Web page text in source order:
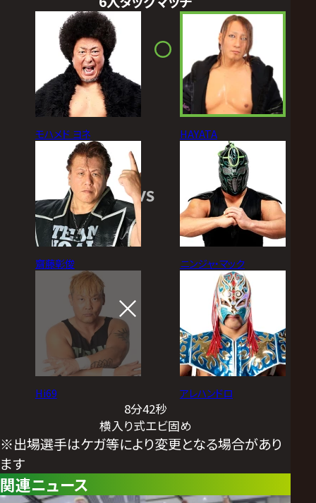
モハメド ヨネ
齋藤彰俊
Hi69
VS
HAYATA
ニンジャ・マック
アレハンドロ
8分42秒
横入り式エビ固め
※出場選手はケガ等により変更となる場合があり
ます
関連ニュース